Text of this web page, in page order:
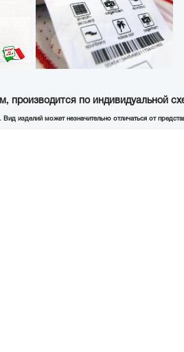
производится по индивидуальной
изделий может незначительно отличаться от